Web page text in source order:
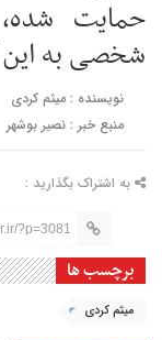
حمایت
شخصی به
نویسنده : میثم کردی
منبع خبر : نصیر بوشهر
به اشتراک بگذارید :
?p=3081
برچسب ها
میثم کردی